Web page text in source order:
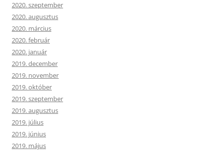
2020. szeptember
2020. augusztus
2020. március
2020. február
2020. január
2019. december
2019. november
2019. október
2019. szeptember
2019. augusztus
2019. július
2019. június
2019. május